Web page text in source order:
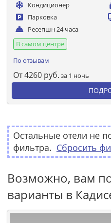
Кондиционер
Парковка
Ресепшн 24 часа
В самом центре
По отзывам
От4260 руб. за 1 ночь
Остальные отели не
фильтра. Сбросить
Возможно, вам
варианты в